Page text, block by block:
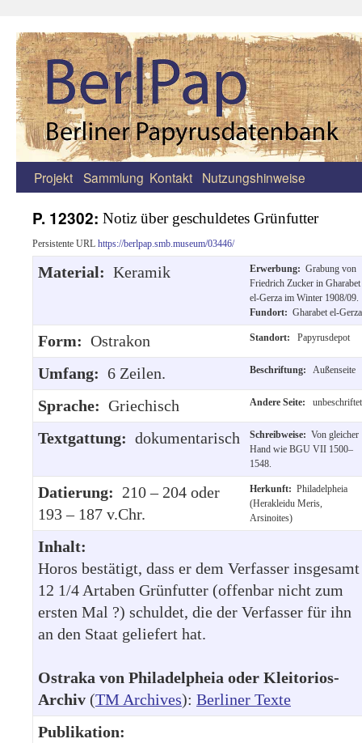
Zum
springen
Projekt Sammlung Kontakt Nutzungshinweise
P. 12302: Notiz über geschuldetes Grünfutter
Persistente URL https://berlpap.smb.museum/03446/
Material: Keramik Erwerbung: Grabung von
Friedrich Zucker in Gharabet
el-Gerza im Winter 1908/09.
Fundort: Gharabet el-Gerza
Form: Ostrakon Standort: Papyrusdepot
Umfang: 6 Zeilen. Beschriftung: Außenseite
Sprache: Griechisch Andere Seite: unbeschriftet
Textgattung: dokumentarisch Schreibweise: Von gleicher
Hand wie BGU VII 1500–
1548.
Datierung: 210 – 204 oder
193 – 187 v.Chr.
Herkunft: Philadelpheia
(Herakleidu Meris,
Arsinoites)
Inhalt:
Horos bestätigt, dass er dem Verfasser insgesamt
12 1/4 Artaben Grünfutter (offenbar nicht zum
ersten Mal ?) schuldet, die der Verfasser für ihn
an den Staat geliefert hat.
Ostraka von Philadelpheia oder Kleitorios-
Archiv (TM Archives): Berliner Texte
Publikation: